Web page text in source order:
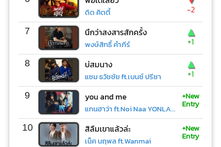
ดิด คิตตี้ -2
7 นึกว่าสงสารสักครั้ง
พงษ์สิทธิ์ คำภีร์
▲
+1
8 บ่สมนาง
แซม ธวัชชัย ft.เบนซ์ ปรีชา
▲
+1
9 you and me
แกนฮาว่า ft.Noi Naa YONLAPA
+New
Entry
10 สิลืมเขาแล้วล่ะ
เน็ค นฤพล ft.Wanmai
+New
Entry